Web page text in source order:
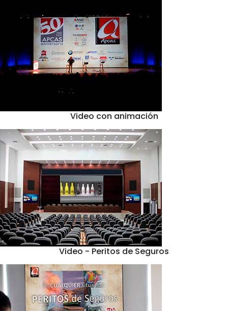
Video con animación
Video - Peritos de Seguros